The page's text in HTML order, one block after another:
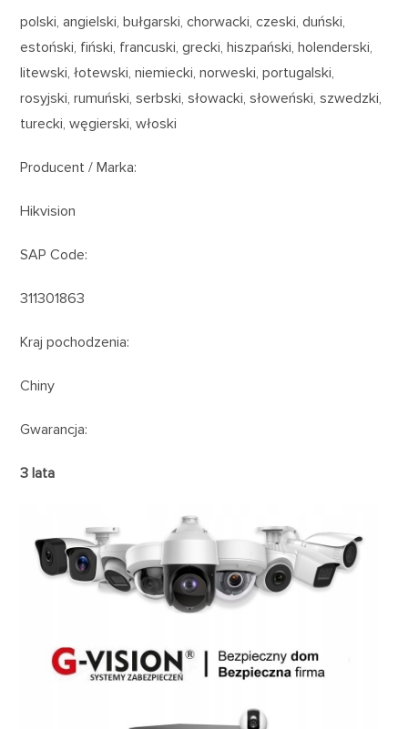
polski, angielski, bułgarski, chorwacki, czeski, duński,
estoński, fiński, francuski, grecki, hiszpański, holenderski,
litewski, łotewski, niemiecki, norweski, portugalski,
rosyjski, rumuński, serbski, słowacki, słoweński, szwedzki,
turecki, węgierski, włoski
Producent / Marka:
Hikvision
SAP Code:
311301863
Kraj pochodzenia:
Chiny
Gwarancja:
3 lata